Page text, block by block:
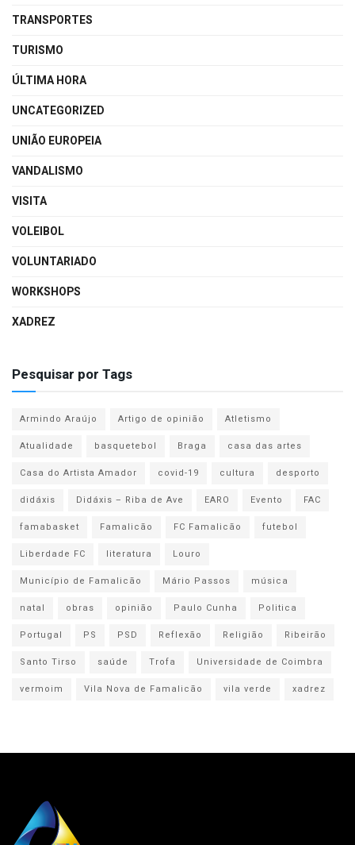
TRANSPORTES
TURISMO
ÚLTIMA HORA
UNCATEGORIZED
UNIÃO EUROPEIA
VANDALISMO
VISITA
VOLEIBOL
VOLUNTARIADO
WORKSHOPS
XADREZ
Pesquisar por Tags
Armindo Araújo Artigo de opinião
Atletismo
Atualidade
basquetebol Braga
casa das artes
Casa do Artista Amador
covid-19 cultura
desporto
didáxis
Didáxis – Riba de Ave EARO Evento
FAC
famabasket
Famalicão FC Famalicão
futebol
Liberdade FC
literatura
Louro
Município de Famalicão
Mário Passos
música
natal
obras opinião Paulo Cunha
Politica
Portugal
PS PSD Reflexão Religião
Ribeirão
Santo Tirso
saúde Trofa
Universidade de Coimbra
vermoim
Vila Nova de Famalicão vila verde xadrez